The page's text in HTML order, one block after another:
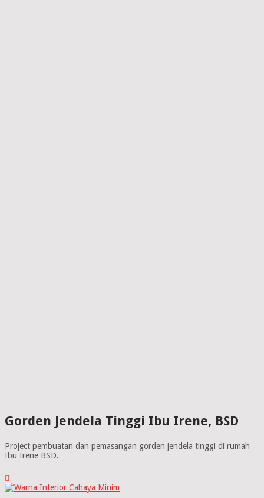
Gorden Jendela Tinggi Ibu Irene, BSD
Project pembuatan dan pemasangan gorden jendela tinggi di rumah
Ibu Irene BSD.